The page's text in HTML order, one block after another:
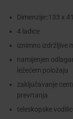
Dimenzije::133 x
4 ladice
iznimno izdržljive
namijenjen
ležećem položaju
zaključavanje
prevrtanja
teleskopske